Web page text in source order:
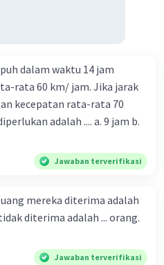
dalam waktu 14 jam
rata 60 km/ jam. Jika jarak
kecepatan rata-rata 70
adalah .... a. 9 jam b.
Jawaban terverifikasi
mereka diterima adalah
diterima adalah ... orang.
Jawaban terverifikasi